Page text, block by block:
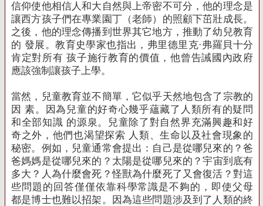
信仰使他相信人和大自然與上帝密不可分，他的理念是
讓西方孩子們在專業園丁（老師）的照顧下茁壯成長。
之後，他的理念傳播到世界其它地方，推動了幼兒教育
的 發展。教育史學家也指出，弗里德里克·弗羅貝十分
肯定對所有 孩子施行教育的價值，他曾告誡國內政府
應該強制讓孩子上學。
當然，兒童教育並不簡單，它似乎天然地包含了宗教的
因 素。
因為兒童的好奇心幾乎蘊藏了人類所有的疑問
和全部知識 的源泉。
兒童除了對自然界充滿興趣和好
奇之外，他們也渴望探索 人類、生命以及社會現象的
秘密。 例如，兒童通常會提出：自己是從哪兒來的？爸
爸媽媽是從哪兒來的？ 太陽是從哪兒來的？宇宙到底有
多大？ 人為什麼會死？怪獸為什麼死了又會復活？ 對這
些問題的回答僅僅依靠科學常識是不夠的，即使父母
都是博士也難以招架。
因為這些問題涉及到了人類的終